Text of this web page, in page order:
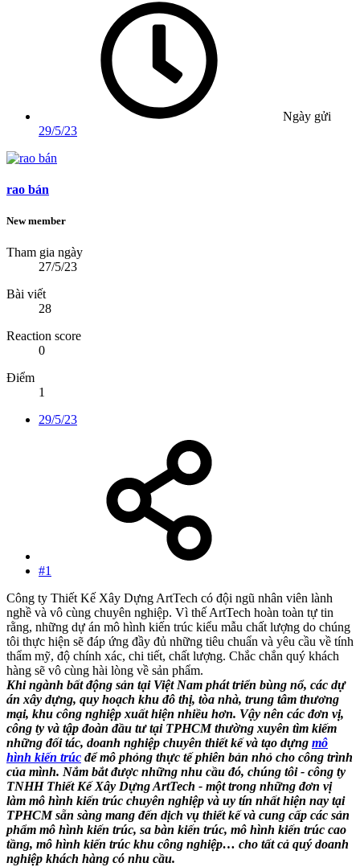
Ngày gửi
29/5/23
rao bán
New member
Tham gia ngày
27/5/23
Bài viết
28
Reaction score
0
Điểm
1
29/5/23
#1
Công ty Thiết Kế Xây Dựng ArtTech có đội ngũ nhân viên lành
nghề và vô cùng chuyên nghiệp. Vì thế ArtTech hoàn toàn tự tin
rằng, những dự án mô hình kiến trúc kiểu mẫu chất lượng do chúng
tôi thực hiện sẽ đáp ứng đầy đủ những tiêu chuẩn và yêu cầu về tính
thẩm mỹ, độ chính xác, chi tiết, chất lượng. Chắc chắn quý khách
hàng sẽ vô cùng hài lòng về sản phẩm.
Khi ngành bất động sản tại Việt Nam phát triển bùng nổ, các dự
án xây dựng, quy hoạch khu đô thị, tòa nhà, trung tâm thương
mại, khu công nghiệp xuất hiện nhiều hơn. Vậy nên các đơn vị,
công ty và tập đoàn đầu tư tại TPHCM thường xuyên tìm kiếm
những đối tác, doanh nghiệp chuyên thiết kế và tạo dựng mô
hình kiến trúc để mô phỏng thực tế phiên bản nhỏ cho công trình
của mình. Nắm bắt được những nhu cầu đó, chúng tôi - công ty
TNHH Thiết Kế Xây Dựng ArtTech - một trong những đơn vị
làm mô hình kiến trúc chuyên nghiệp và uy tín nhất hiện nay tại
TPHCM sẵn sàng mang đến dịch vụ thiết kế và cung cấp các sản
phẩm mô hình kiến trúc, sa bàn kiến trúc, mô hình kiến trúc cao
tầng, mô hình kiến trúc khu công nghiệp… cho tất cả quý doanh
nghiệp khách hàng có nhu cầu.